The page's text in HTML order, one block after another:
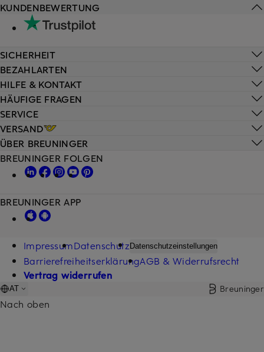
HILFE & KONTAKT
HÄUFIGE FRAGEN
SERVICE
VERSAND
KUNDENBEWERTUNG
SICHERHEIT
BEZAHLARTEN
ÜBER BREUNINGER
BREUNINGER FOLGEN
BREUNINGER APP
ImpressumDatenschutz Datenschutzeinstellungen
BarrierefreiheitserklärungAGB & Widerrufsrecht
Vertrag widerrufen
AT Breuninger
Nach oben